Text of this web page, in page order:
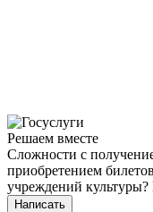
Решаем вместе
Сложности с
приобретением
учреждений культуры?
Написать